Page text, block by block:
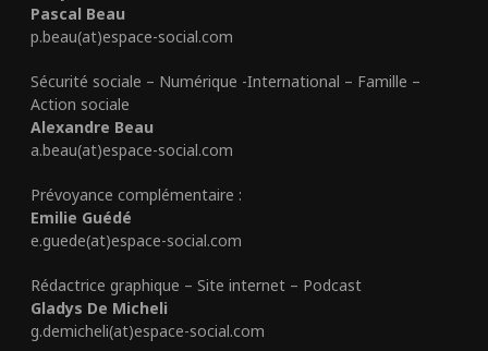
Pascal Beau
p.beau(at)espace-social.com
Sécurité sociale – Numérique -International – Famille –
Action sociale
Alexandre Beau
a.beau(at)espace-social.com
Prévoyance complémentaire :
Emilie Guédé
e.guede(at)espace-social.com
Rédactrice graphique – Site internet – Podcast
Gladys De Micheli
g.demicheli(at)espace-social.com